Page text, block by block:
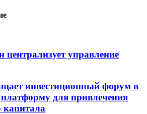
централизует управление
инвестиционный форум в
для привлечения
капитала